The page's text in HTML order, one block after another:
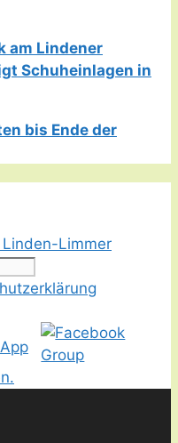
am Lindener
Schuheinlagen in
bis Ende der
Limmer